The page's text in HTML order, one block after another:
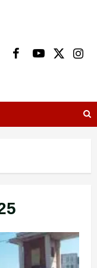
FacebookYoutube
X